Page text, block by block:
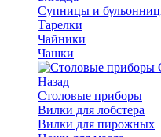
Супницы и
Тарелки
Чайники
Чашки
Назад
Cтоловые приборы
Вилки для лобстера
Вилки для пирожных